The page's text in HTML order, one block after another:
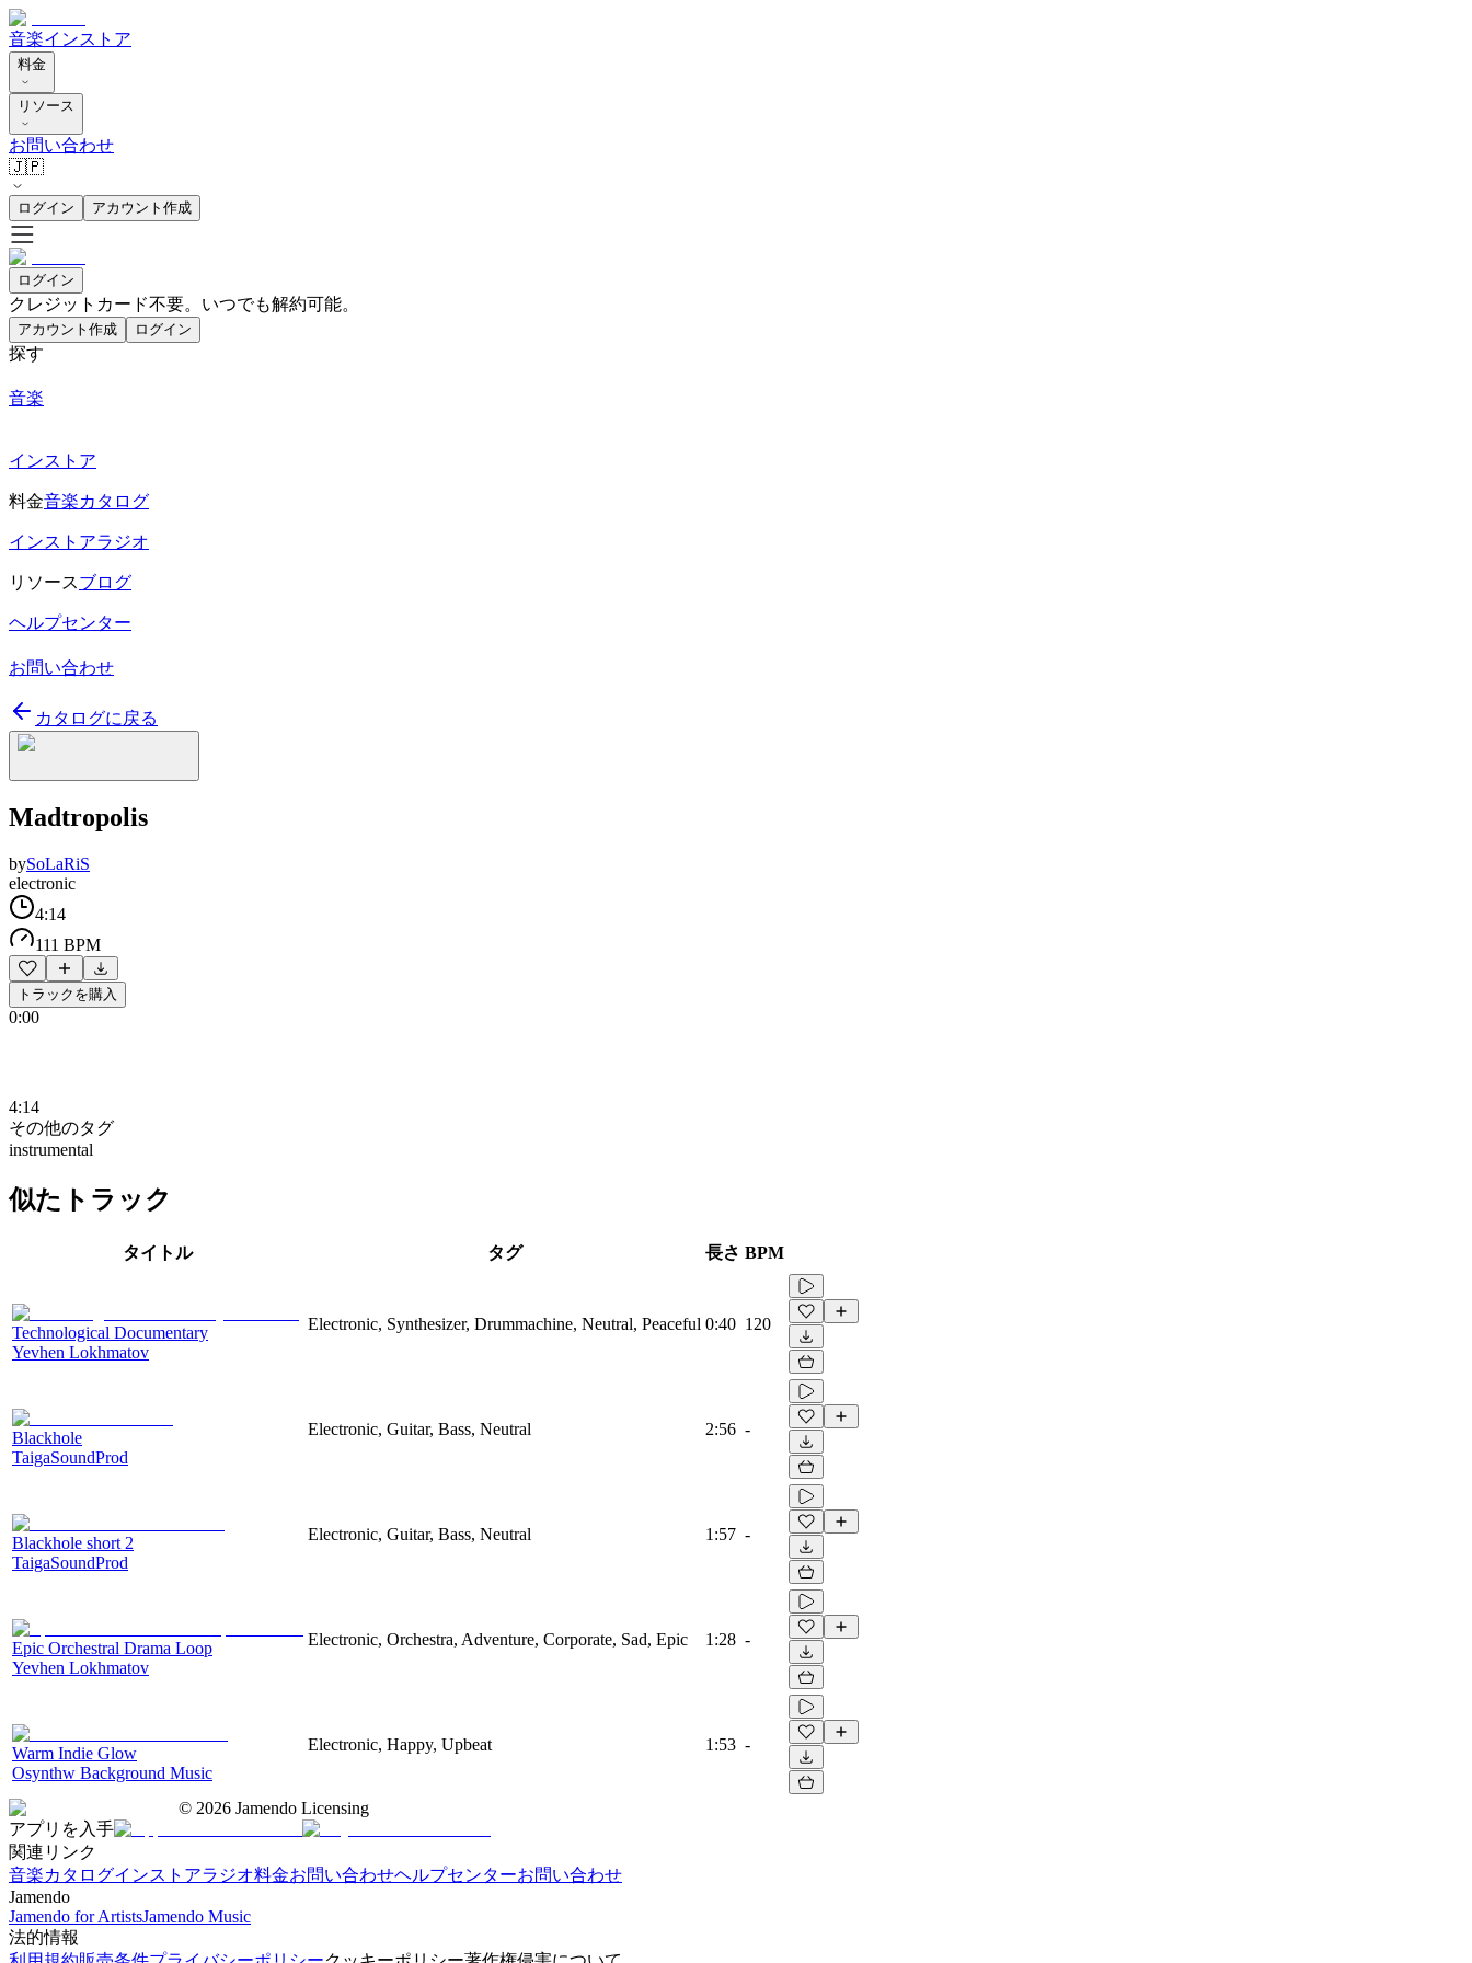
音楽インストア
料金
リソース
お問い合わせ
🇯🇵
ログイン アカウント作成
ログイン
クレジットカード不要。いつでも解約可能。
アカウント作成 ログイン
探す
音楽
インストア
料金音楽カタログ
インストアラジオ
リソースブログ
ヘルプセンター
お問い合わせ
カタログに戻る
Madtropolis
bySoLaRiS
electronic
4:14
111 BPM
トラックを購入
0:00
4:14
その他のタグ
instrumental
似たトラック
タイトル タグ 長さ BPM
Technological Documentary
Yevhen Lokhmatov
Electronic, Synthesizer, Drummachine, Neutral, Peaceful 0:40 120
Blackhole
TaigaSoundProd
Electronic, Guitar, Bass, Neutral 2:56 -
Blackhole short 2
TaigaSoundProd
Electronic, Guitar, Bass, Neutral 1:57 -
Epic Orchestral Drama Loop
Yevhen Lokhmatov
Electronic, Orchestra, Adventure, Corporate, Sad, Epic 1:28 -
Warm Indie Glow
Osynthw Background Music
Electronic, Happy, Upbeat 1:53 -
© 2026 Jamendo Licensing
アプリを入手
関連リンク
音楽カタログインストアラジオ料金お問い合わせヘルプセンターお問い合わせ
Jamendo
Jamendo for ArtistsJamendo Music
法的情報